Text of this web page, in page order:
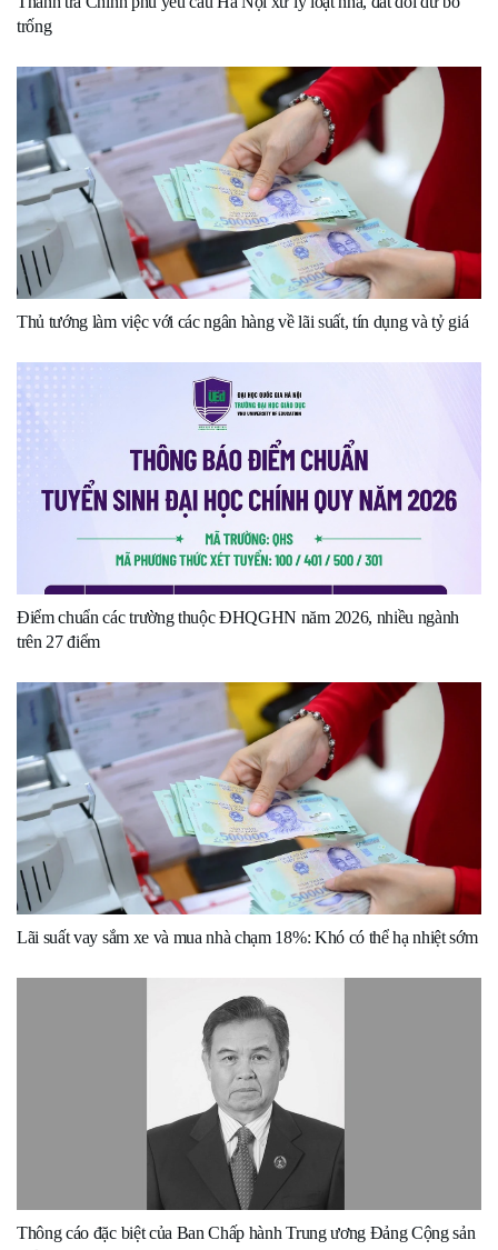
trống
Thủ tướng làm việc với các ngân hàng về lãi suất, tín dụng và tỷ giá
Điểm chuẩn các trường thuộc ĐHQGHN năm 2026, nhiều ngành
trên 27 điểm
Lãi suất vay sắm xe và mua nhà chạm 18%: Khó có thể hạ nhiệt sớm
Thông cáo đặc biệt của Ban Chấp hành Trung ương Đảng Cộng sản